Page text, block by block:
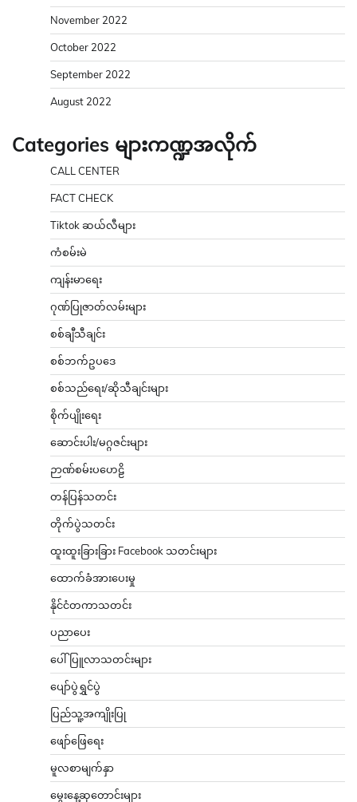
November 2022
October 2022
September 2022
August 2022
Categories များကဏ္ဍအလိုက်
CALL CENTER
FACT CHECK
Tiktok ဆယ်လီများ
ကံစမ်းမဲ
ကျန်းမာရေး
ဂုဏ်ပြုဇာတ်လမ်းများ
စစ်ချီသီချင်း
စစ်ဘက်ဥပဒေ
စစ်သည်ရေး/ဆိုသီချင်းများ
စိုက်ပျိုးရေး
ဆောင်းပါး/မဂ္ဂဇင်းများ
ဉာဏ်စမ်းပဟေဠိ
တန်ပြန်သတင်း
တိုက်ပွဲသတင်း
ထူးထူးခြားခြား Facebook သတင်းများ
ထောက်ခံအားပေးမှု
နိုင်ငံတကာသတင်း
ပညာပေး
ပေါ်ပြူလာသတင်းများ
ပျော်ပွဲရွှင်ပွဲ
ပြည်သူ့အကျိုးပြု
ဖျော်ဖြေရေး
မူလစာမျက်နှာ
မွေးနေ့ဆုတောင်းများ